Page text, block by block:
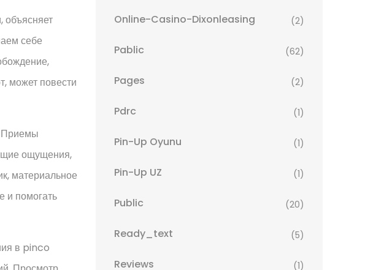
объясняет
себе
может повести
Приемы
ощущения,
материальное
и помогать
в pinco
Online-Casino-Dixonleasing (2)
Pablic (62)
Pages (2)
Pdrc (1)
Pin-Up Oyunu (1)
Pin-Up UZ (1)
Public (20)
Ready_text (5)
Reviews (1)